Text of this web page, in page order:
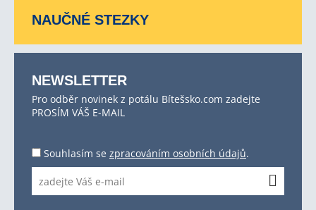
NAUČNÉ STEZKY
NEWSLETTER
Pro odběr novinek z potálu Bítešsko.com zadejte
PROSÍM VÁŠ E-MAIL
Souhlasím se zpracováním osobních údajů.